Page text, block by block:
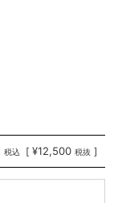
税込 [ ¥12,500 税抜 ]